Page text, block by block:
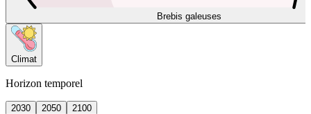
Brebis galeuses
Climat
Horizon temporel
2030 2050
2100